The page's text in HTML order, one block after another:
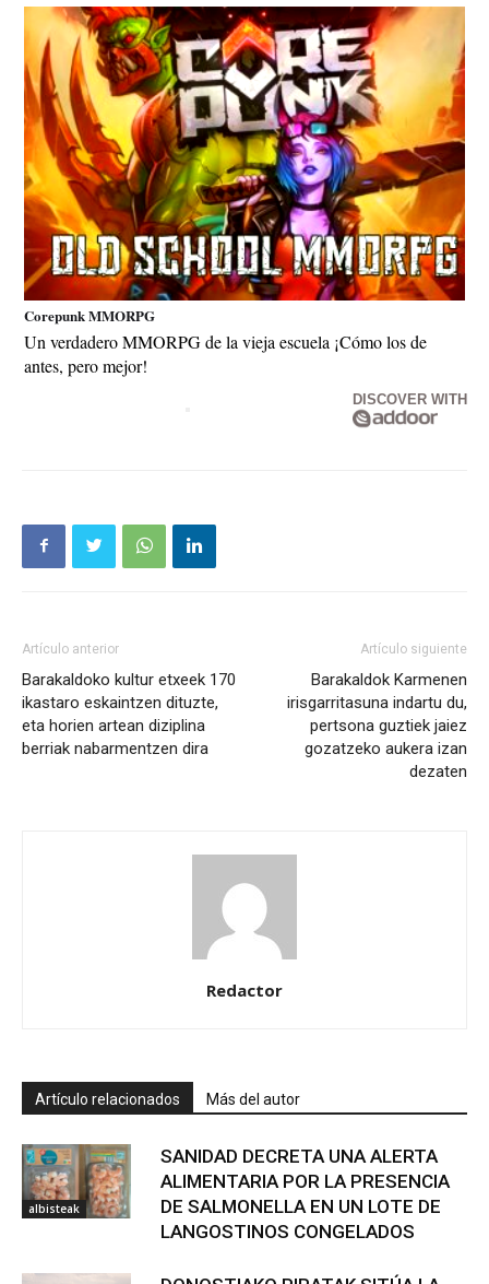
Corepunk MMORPG
Un verdadero MMORPG de la vieja escuela ¡Cómo los de
antes, pero mejor!
DISCOVER WITH
Artículo anterior
Barakaldoko kultur etxeek 170
ikastaro eskaintzen dituzte,
eta horien artean diziplina
berriak nabarmentzen dira
Artículo siguiente
Barakaldok Karmenen
irisgarritasuna indartu du,
pertsona guztiek jaiez
gozatzeko aukera izan
dezaten
Redactor
Artículo relacionados Más del autor
albisteak
SANIDAD DECRETA UNA ALERTA
ALIMENTARIA POR LA PRESENCIA
DE SALMONELLA EN UN LOTE DE
LANGOSTINOS CONGELADOS